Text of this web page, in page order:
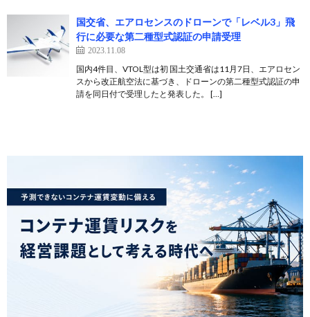
国交省、エアロセンスのドローンで「レベル3」飛
行に必要な第二種型式認証の申請受理
2023.11.08
国内4件目、VTOL型は初 国土交通省は11月7日、エアロセン
スから改正航空法に基づき、ドローンの第二種型式認証の申
請を同日付で受理したと発表した。 […]